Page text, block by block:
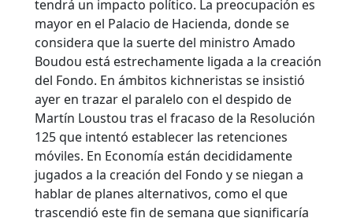
tendrá un impacto político. La preocupación es
mayor en el Palacio de Hacienda, donde se
considera que la suerte del ministro Amado
Boudou está estrechamente ligada a la creación
del Fondo. En ámbitos kichneristas se insistió
ayer en trazar el paralelo con el despido de
Martín Loustou tras el fracaso de la Resolución
125 que intentó establecer las retenciones
móviles. En Economía están decididamente
jugados a la creación del Fondo y se niegan a
hablar de planes alternativos, como el que
trascendió este fin de semana que significaría